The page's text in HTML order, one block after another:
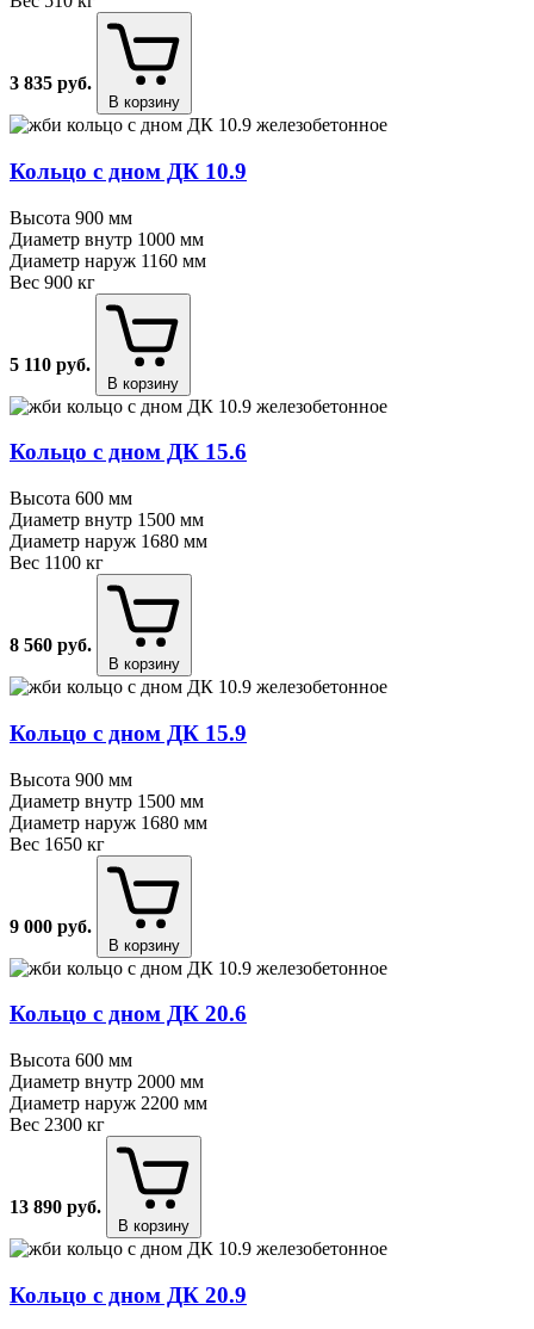
3 835 руб.
В корзину
Кольцо с дном ДК 10.9
Высота 900 мм
Диаметр внутр 1000 мм
Диаметр наруж 1160 мм
Вес 900 кг
5 110 руб.
В корзину
Кольцо с дном ДК 15.6
Высота 600 мм
Диаметр внутр 1500 мм
Диаметр наруж 1680 мм
Вес 1100 кг
8 560 руб.
В корзину
Кольцо с дном ДК 15.9
Высота 900 мм
Диаметр внутр 1500 мм
Диаметр наруж 1680 мм
Вес 1650 кг
9 000 руб.
В корзину
Кольцо с дном ДК 20.6
Высота 600 мм
Диаметр внутр 2000 мм
Диаметр наруж 2200 мм
Вес 2300 кг
13 890 руб.
В корзину
Кольцо с дном ДК 20.9